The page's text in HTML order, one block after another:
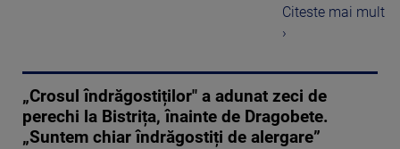
Citeste mai mult
›
„Crosul îndrăgostiților" a adunat zeci de
perechi la Bistrița, înainte de Dragobete.
„Suntem chiar îndrăgostiți de alergare”